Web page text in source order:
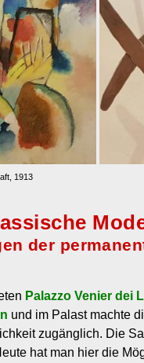
1913
der
Palazzo Venier dei
und im Palast machte
zugänglich. Die
hat man hier die